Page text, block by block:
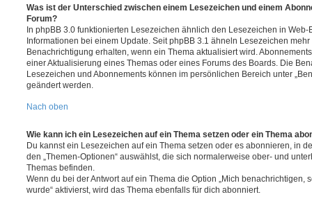
Was ist der Unterschied zwischen einem Lesezeichen und einem
Forum?
In phpBB 3.0 funktionierten Lesezeichen ähnlich den Lesezeichen in
Informationen bei einem Update. Seit phpBB 3.1 ähneln Lesezeichen
Benachrichtigung erhalten, wenn ein Thema aktualisiert wird.
einer Aktualisierung eines Themas oder eines Forums des Boards. Die
Lesezeichen und Abonnements können im persönlichen Bereich unter
geändert werden.
Nach oben
Wie kann ich ein Lesezeichen auf ein Thema setzen oder ein Thema
Du kannst ein Lesezeichen auf ein Thema setzen oder es abonnieren, in
den „Themen-Optionen“ auswählst, die sich normalerweise ober- und
Themas befinden.
Wenn du bei der Antwort auf ein Thema die Option „Mich benachrichtigen,
wurde“ aktivierst, wird das Thema ebenfalls für dich abonniert.